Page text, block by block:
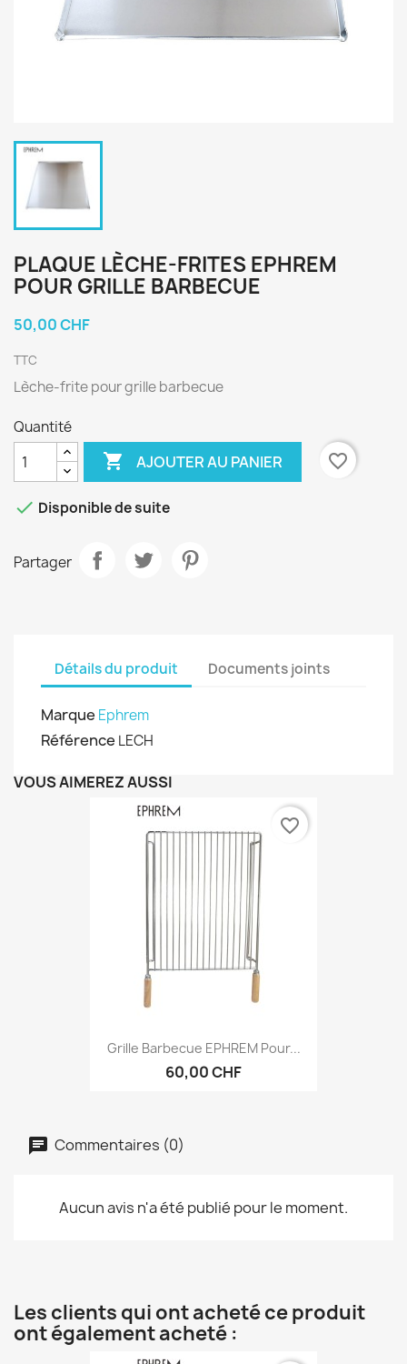
PLAQUE LÈCHE-FRITES EPHREM
POUR GRILLE BARBECUE
50,00 CHF
TTC
Lèche-frite pour grille barbecue
Quantité
 AJOUTER AU PANIER favorite_border
 Disponible de suite
Partager
Détails du produit Documents joints
Marque Ephrem
Référence LECH
VOUS AIMEREZ AUSSI
Grille Barbecue EPHREM Pour...
60,00 CHF
favorite_border
Commentaires (0)
Aucun avis n'a été publié pour le moment.
Les clients qui ont acheté ce produit
ont également acheté :